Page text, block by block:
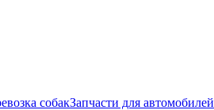
собакЗапчасти для автомобилей